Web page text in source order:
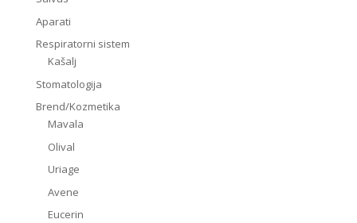
Aparati
Respiratorni sistem
Kašalj
Stomatologija
Brend/Kozmetika
Mavala
Olival
Uriage
Avene
Eucerin